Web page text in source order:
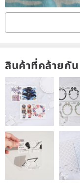
สินค้าที่คล้ายกัน